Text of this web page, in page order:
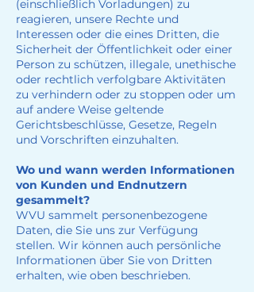
(einschließlich Vorladungen) zu
reagieren, unsere Rechte und
Interessen oder die eines Dritten, die
Sicherheit der Öffentlichkeit oder einer
Person zu schützen, illegale, unethische
oder rechtlich verfolgbare Aktivitäten
zu verhindern oder zu stoppen oder um
auf andere Weise geltende
Gerichtsbeschlüsse, Gesetze, Regeln
und Vorschriften einzuhalten.
Wo und wann werden Informationen
von Kunden und Endnutzern
gesammelt?
WVU sammelt personenbezogene
Daten, die Sie uns zur Verfügung
stellen. Wir können auch persönliche
Informationen über Sie von Dritten
erhalten, wie oben beschrieben.